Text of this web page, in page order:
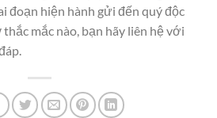
đoạn hiện hành gửi đến quý độc
mắc nào, bạn hãy liên hệ với